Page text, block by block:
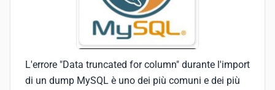
L'errore "Data truncated for column" durante l'import
di un dump MySQL è uno dei più comuni e dei più